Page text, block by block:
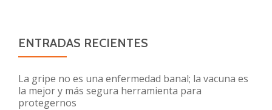
ENTRADAS RECIENTES
La gripe no es una enfermedad banal; la vacuna es
la mejor y más segura herramienta para
protegernos